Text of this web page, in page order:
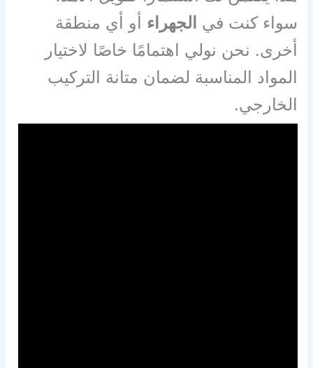
سواء كنت في الجهراء أو أي منطقة
أخرى. نحن نولي اهتمامًا خاصًا لاختيار
المواد المناسبة لضمان متانة التركيب
الخارجي.